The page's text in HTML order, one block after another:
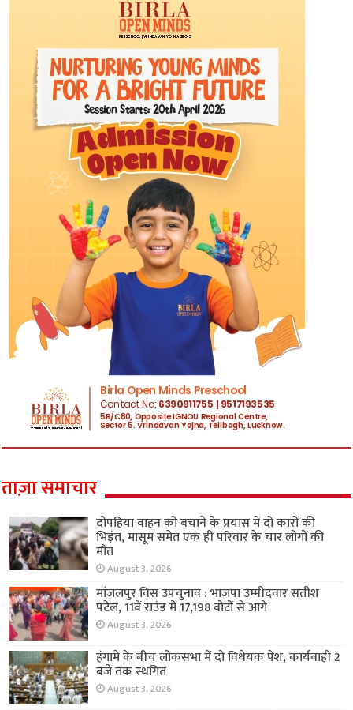
ताज़ा समाचार
दोपहिया वाहन को बचाने के प्रयास में दो कारों की
भिड़ंत, मासूम समेत एक ही परिवार के चार लोगों की
मौत
August 3, 2026
मांजलपुर विस उपचुनाव : भाजपा उम्मीदवार सतीश
पटेल, 11वें राउंड में 17,198 वोटों से आगे
August 3, 2026
हंगामे के बीच लोकसभा में दो विधेयक पेश, कार्यवाही 2
बजे तक स्थगित
August 3, 2026